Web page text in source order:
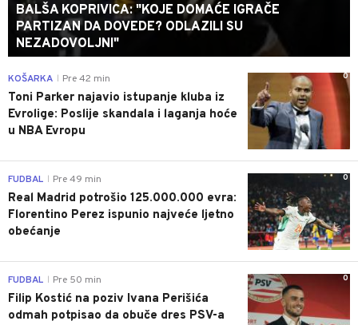
BALŠA KOPRIVICA: "KOJE DOMAĆE IGRAČE
PARTIZAN DA DOVEDE? ODLAZILI SU
NEZADOVOLJNI"
0
KOŠARKA Pre 42 min
Toni Parker najavio istupanje kluba iz
Evrolige: Poslije skandala i laganja hoće
u NBA Evropu
0
FUDBAL Pre 49 min
Real Madrid potrošio 125.000.000 evra:
Florentino Perez ispunio najveće ljetno
obećanje
0
FUDBAL Pre 50 min
Filip Kostić na poziv Ivana Perišića
odmah potpisao da obuče dres PSV-a